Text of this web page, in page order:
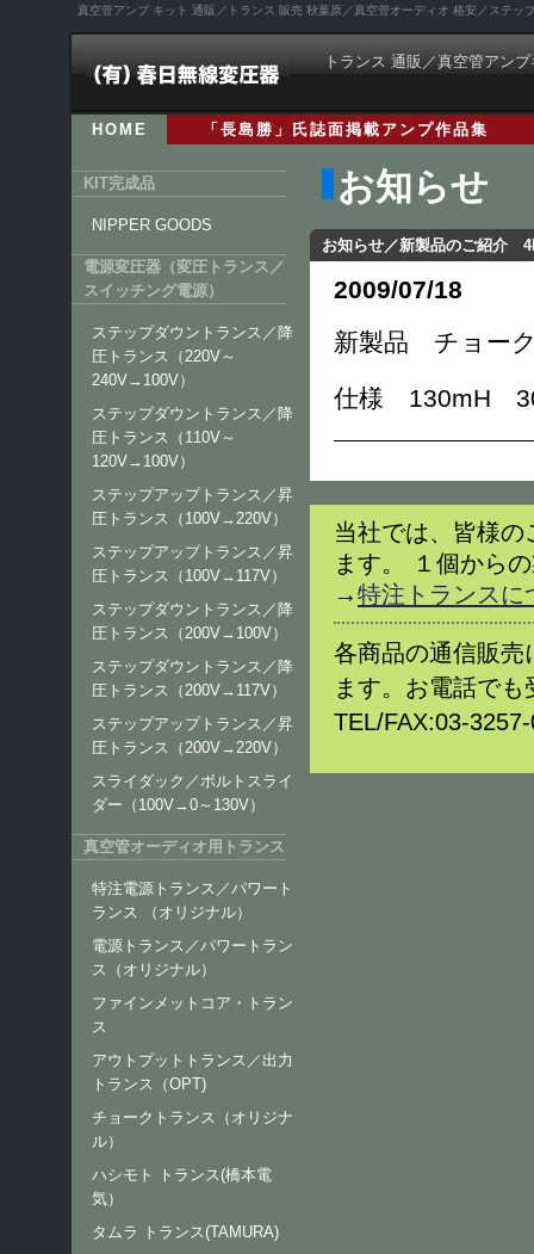
真空管アンプ キット 通販／トランス 販売 秋葉原／真空管オーディオ 格安／ステ
トランス 通販／真空管アン
HOME 「長島勝」氏誌面掲載アンプ作品集
お知らせ
お知らせ／新製品のご紹介
2009/07/18
新製品 チョー
仕様 130mH
当社では、皆様
ます。 １個から
→特注トランスに
各商品の通信販売
ます。お電話で
TEL/FAX:03-
KIT完成品
NIPPER GOODS
電源変圧器（変圧トランス／
スイッチング電源）
ステップダウントランス／降
圧トランス（220V～
240V→100V）
ステップダウントランス／降
圧トランス（110V～
120V→100V）
ステップアップトランス／昇
圧トランス（100V→220V）
ステップアップトランス／昇
圧トランス（100V→117V）
ステップダウントランス／降
圧トランス（200V→100V）
ステップダウントランス／降
圧トランス（200V→117V）
ステップアップトランス／昇
圧トランス（200V→220V）
スライダック／ボルトスライ
ダー（100V→0～130V）
真空管オーディオ用トランス
特注電源トランス／パワート
ランス （オリジナル）
電源トランス／パワートラン
ス（オリジナル）
ファインメットコア・トラン
ス
アウトプットトランス／出力
トランス（OPT)
チョークトランス（オリジナ
ル）
ハシモト トランス(橋本電
気）
タムラ トランス(TAMURA)